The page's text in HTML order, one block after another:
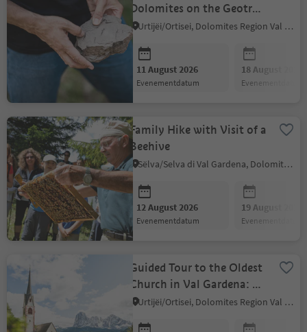
Dolomites on the Geotrail
Bulla
Urtijëi/Ortisei, Dolomites Region Val Gardena
11 August 2026
evenementdatum
18 August 2026
evenementdatum
Family Hike with Visit of a
Beehive
Sëlva/Selva di Val Gardena, Dolomites Region Val Gardena
12 August 2026
evenementdatum
19 August 2026
evenementdatum
Guided Tour to the Oldest
Church in Val Gardena: St.
Jacob's Church
Urtijëi/Ortisei, Dolomites Region Val Gardena